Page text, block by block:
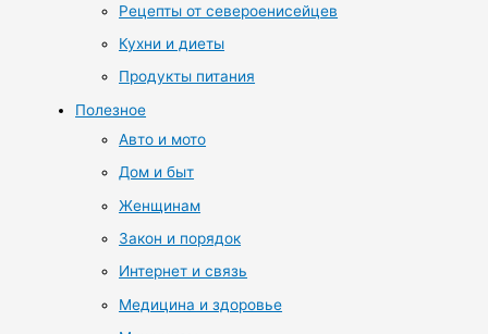
Рецепты от североенисейцев
Кухни и диеты
Продукты питания
Полезное
Авто и мото
Дом и быт
Женщинам
Закон и порядок
Интернет и связь
Медицина и здоровье